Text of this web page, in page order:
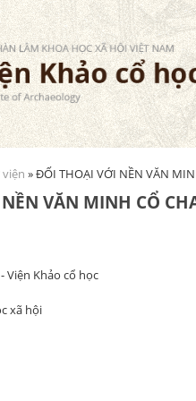
» ĐỐI THOẠI VỚI NỀN VĂN
VĂN MINH CỔ
Viện Khảo cổ học
xã hội